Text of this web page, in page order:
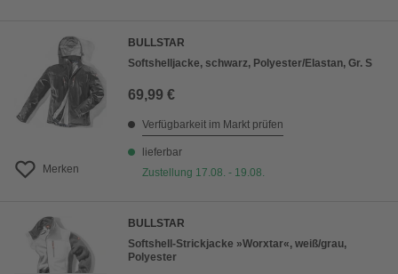
Merken
BULLSTAR
Softshelljacke, schwarz, Polyester/Elastan, Gr. S
69,99 €
Verfügbarkeit im Markt prüfen
lieferbar
Zustellung 17.08. - 19.08.
BULLSTAR
Softshell-Strickjacke »Worxtar«, weiß/grau,
Polyester